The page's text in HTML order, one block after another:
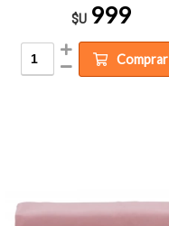
$U 999
Comprar